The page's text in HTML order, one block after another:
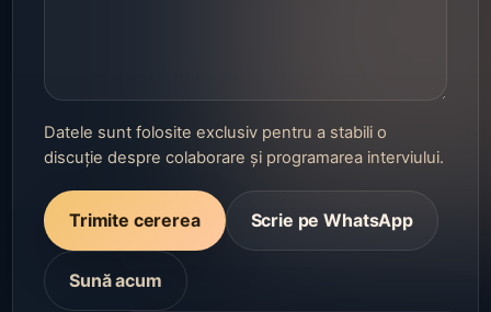
Datele sunt folosite exclusiv pentru a stabili o
discuție despre colaborare și programarea interviului.
Trimite cererea Scrie pe WhatsApp
Sună acum